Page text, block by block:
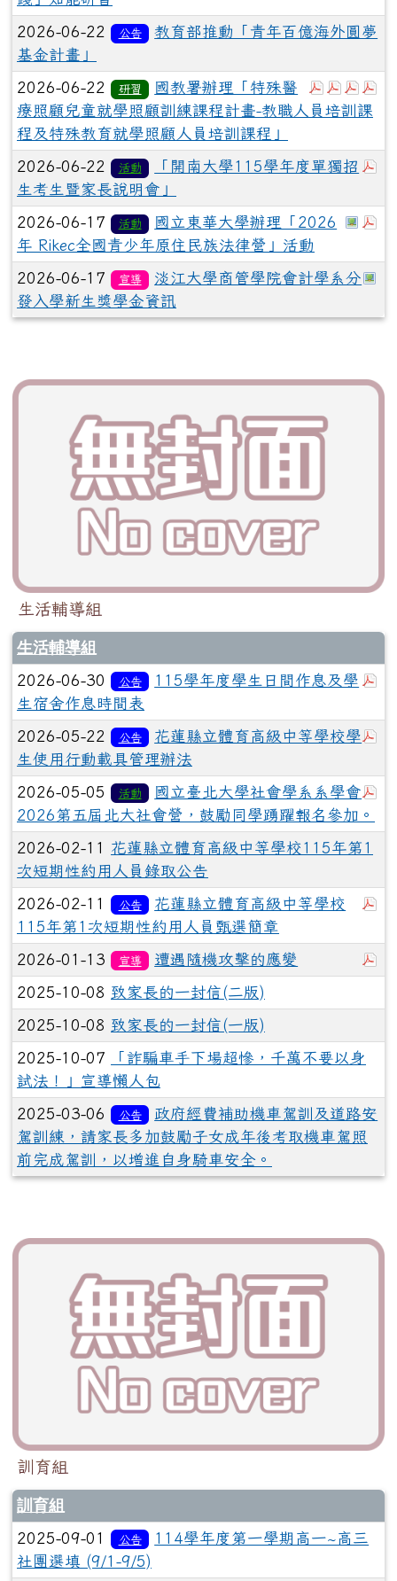
2026-06-22 公告
教育部推動「青年百億海外圓夢
基金計畫」
於彈跳視
於彈
於
2026-06-22 研習
國教署辦理「特殊醫
療照顧兒童就學照顧訓練課程計畫-教職人員培訓課
程及特殊教育就學照顧人員培訓課程」
2026-06-22 活動
「開南大學115學年度單獨招
生考生暨家長說明會」
於
2026-06-17 活動
國立東華大學辦理「2026
年 Rikec全國青少年原住民族法律營」活動
2026-06-17 宣導
淡江大學商管學院會計學系分
發入學新生獎學金資訊
生活輔導組
生活輔導組
2026-06-30 公告
115學年度學生日間作息及學
生宿舍作息時間表
2026-05-22 公告
花蓮縣立體育高級中等學校學
生使用行動載具管理辦法
2026-05-05 活動
國立臺北大學社會學系系學會
2026第五屆北大社會營，鼓勵同學踴躍報名參加。
2026-02-11 花蓮縣立體育高級中等學校115年第1
次短期性約用人員錄取公告
2026-02-11 公告
花蓮縣立體育高級中等學校
115年第1次短期性約用人員甄選簡章
2026-01-13 宣導 遭遇隨機攻擊的應變
2025-10-08 致家長的一封信(二版)
2025-10-08 致家長的一封信(一版)
2025-10-07
「詐騙車手下場超慘，千萬不要以身
試法！」宣導懶人包
2025-03-06 公告
政府經費補助機車駕訓及道路安
駕訓練，請家長多加鼓勵子女成年後考取機車駕照
前完成駕訓，以增進自身騎車安全。
訓育組
訓育組
2025-09-01 公告
114學年度第一學期高一~高三
社團選填 (9/1-9/5)